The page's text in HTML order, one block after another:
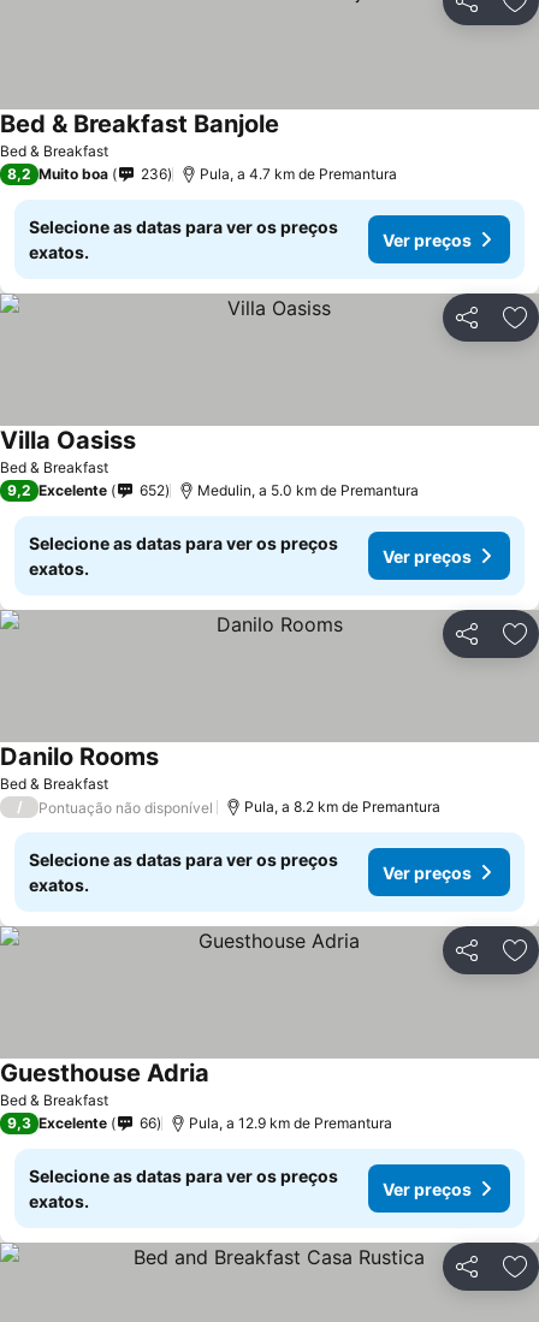
Partilhar
Bed & Breakfast
Bed & Breakfast Banjole
8,2 Muito boa 236 Pula, a 4.7 km de Premantura
Selecione as datas para ver os preços
exatos.
Ver preços
Partilhar
Bed & Breakfast
Villa Oasiss
9,2 Excelente 652 Medulin, a 5.0 km de Premantura
Selecione as datas para ver os preços
exatos.
Ver preços
Partilhar
Bed & Breakfast
Danilo Rooms
/ Pontuação não disponível Pula, a 8.2 km de Premantura
Selecione as datas para ver os preços
exatos.
Ver preços
Partilhar
Bed & Breakfast
Guesthouse Adria
9,3 Excelente 66 Pula, a 12.9 km de Premantura
Selecione as datas para ver os preços
exatos.
Ver preços
Partilhar